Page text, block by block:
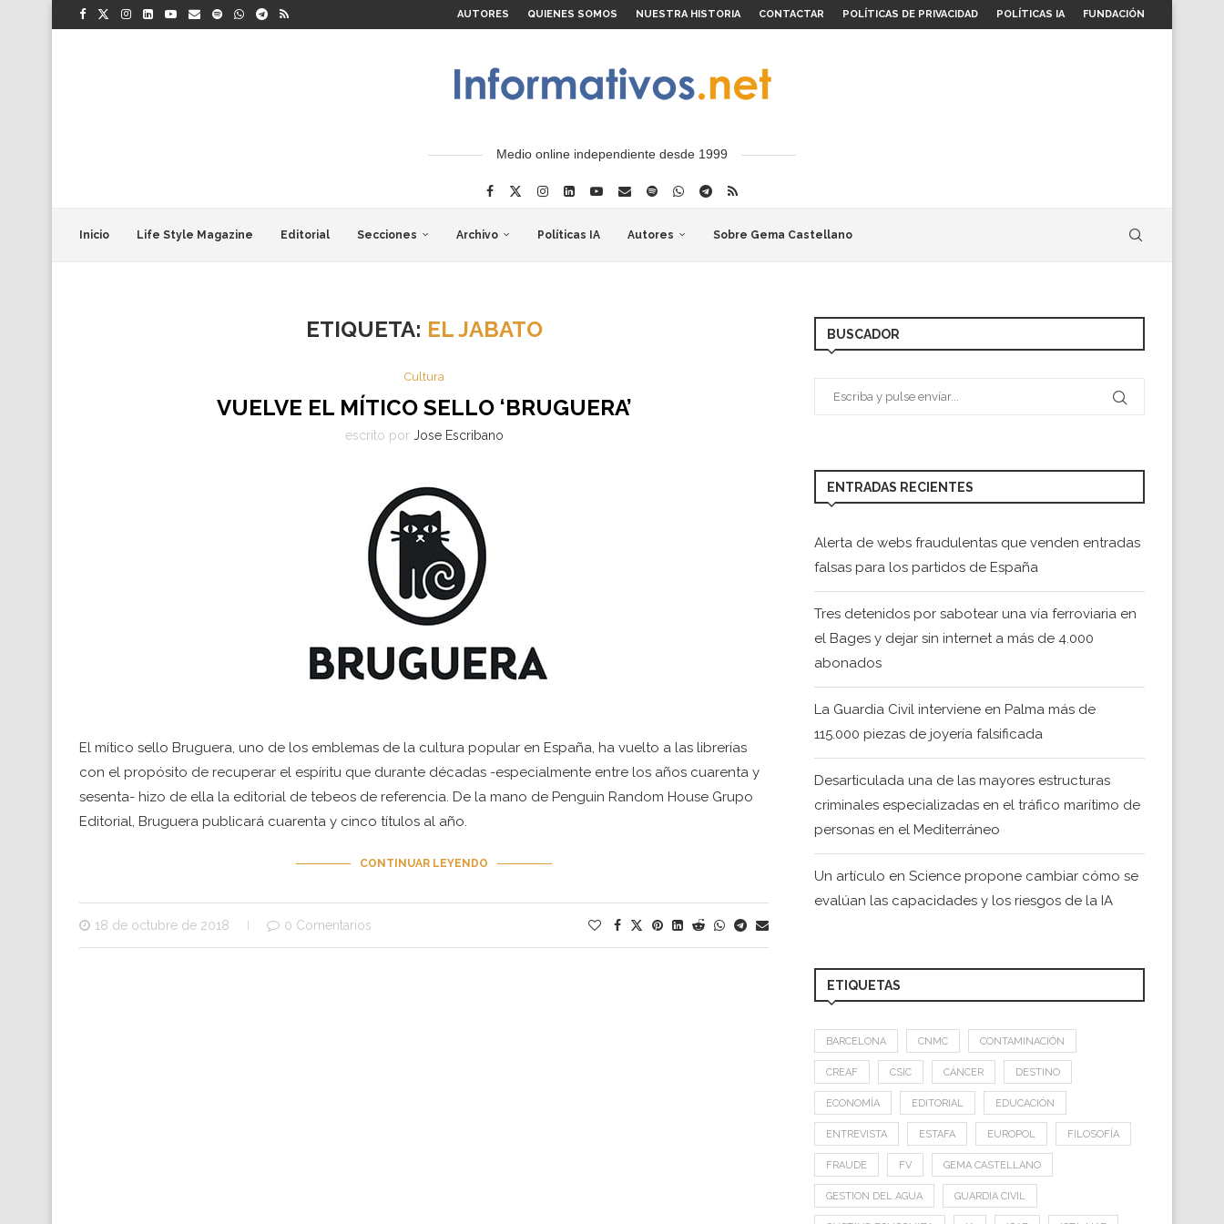
AUTORES QUIENES SOMOS NUESTRA HISTORIA CONTACTAR POLÍTICAS DE PRIVACIDAD POLÍTICAS IA FUNDACIÓN
Medio online independiente desde 1999
Inicio Life Style Magazine Editorial Secciones Archivo Políticas IA Autores Sobre Gema Castellano
ETIQUETA: EL JABATO
Cultura
VUELVE EL MÍTICO SELLO ‘BRUGUERA’
escrito por Jose Escribano
El mítico sello Bruguera, uno de los emblemas de la cultura popular en España, ha vuelto a las librerías
con el propósito de recuperar el espíritu que durante décadas -especialmente entre los años cuarenta y
sesenta- hizo de ella la editorial de tebeos de referencia. De la mano de Penguin Random House Grupo
Editorial, Bruguera publicará cuarenta y cinco títulos al año.
CONTINUAR LEYENDO
18 de octubre de 2018 0 Comentarios
BUSCADOR
ENTRADAS RECIENTES
Alerta de webs fraudulentas que venden entradas
falsas para los partidos de España
Tres detenidos por sabotear una vía ferroviaria en
el Bages y dejar sin internet a más de 4.000
abonados
La Guardia Civil interviene en Palma más de
115.000 piezas de joyería falsificada
Desarticulada una de las mayores estructuras
criminales especializadas en el tráfico marítimo de
personas en el Mediterráneo
Un artículo en Science propone cambiar cómo se
evalúan las capacidades y los riesgos de la IA
ETIQUETAS
BARCELONA CNMC CONTAMINACIÓN
CREAF CSIC CÁNCER DESTINO
ECONOMÍA EDITORIAL EDUCACIÓN
ENTREVISTA ESTAFA EUROPOL FILOSOFÍA
FRAUDE FV GEMA CASTELLANO
GESTION DEL AGUA GUARDIA CIVIL